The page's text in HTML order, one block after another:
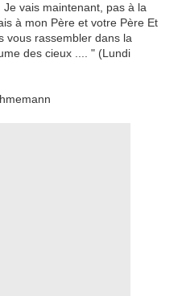
Je vais maintenant pas à la
à mon Père et votre Père Et
vous rassembler dans la
des cieux " (Lundi